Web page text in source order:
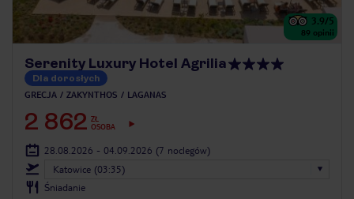
3.9/5
89 opinii
Serenity Luxury Hotel Agrilia
Dla dorosłych
GRECJA ZAKYNTHOS LAGANAS
2 862 ZŁ
OSOBA
28.08.2026 - 04.09.2026 (7 noclegów)
Katowice (03:35)
Śniadanie